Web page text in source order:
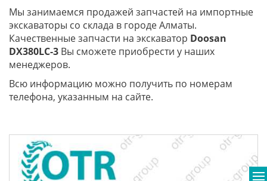
Мы занимаемся продажей запчастей на импортные
экскаваторы со склада в городе Алматы.
Качественные запчасти на экскаватор Doosan
DX380LC-3 Вы сможете приобрести у наших
менеджеров.
Всю информацию можно получить по номерам
телефона, указанным на сайте.